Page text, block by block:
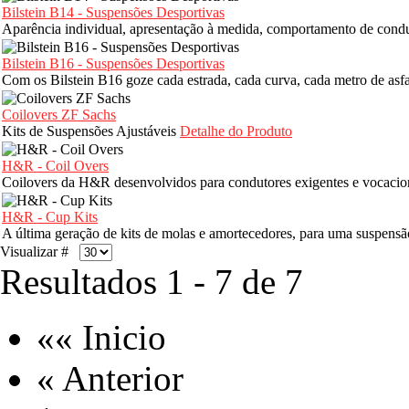
Bilstein B14 - Suspensões Desportivas
Aparência individual, apresentação à medida, comportamento de
Bilstein B16 - Suspensões Desportivas
Com os Bilstein B16 goze cada estrada, cada curva, cada metro de
Coilovers ZF Sachs
Kits de Suspensões Ajustáveis Detalhe do Produto
H&R - Coil Overs
Coilovers da H&R desenvolvidos para condutores exigentes e
H&R - Cup Kits
A última geração de kits de molas e amortecedores, para uma
Visualizar #
Resultados 1 - 7 de 7
«« Inicio
« Anterior